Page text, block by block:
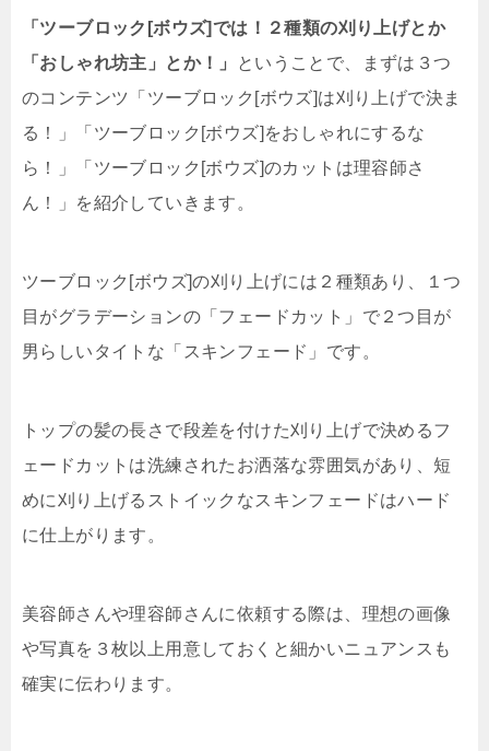
「ツーブロック[ボウズ]では！２種類の刈り上げとか
「おしゃれ坊主」とか！」
ということで、まずは３つ
のコンテンツ「ツーブロック[ボウズ]は刈り上げで決ま
る！」「ツーブロック[ボウズ]をおしゃれにするな
ら！」「ツーブロック[ボウズ]のカットは理容師さ
ん！」を紹介していきます。
ツーブロック[ボウズ]の刈り上げには２種類あり、１つ
目がグラデーションの「フェードカット」で２つ目が
男らしいタイトな「スキンフェード」です。
トップの髪の長さで段差を付けた刈り上げで決めるフ
ェードカットは洗練されたお洒落な雰囲気があり、短
めに刈り上げるストイックなスキンフェードはハード
に仕上がります。
美容師さんや理容師さんに依頼する際は、理想の画像
や写真を３枚以上用意しておくと細かいニュアンスも
確実に伝わります。